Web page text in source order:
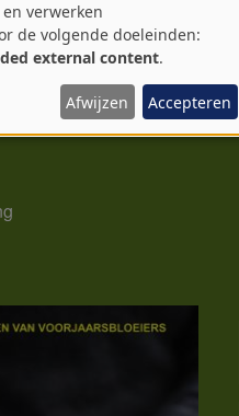
verwerken
de volgende doeleinden:
external content.
Afwijzen Accepteren